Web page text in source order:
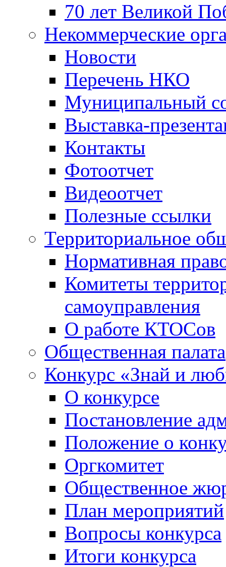
70 лет Великой
Некоммерческие
Новости
Перечень НКО
Муниципальный
Выставка-
Контакты
Фотоотчет
Видеоотчет
Полезные ссылки
Территориальное
Нормативная
Комитеты
самоуправления
О работе КТОСов
Общественная палата
Конкурс «Знай и
О конкурсе
Постановление
Положение о
Оргкомитет
Общественное
План мероприятий
Вопросы конкурса
Итоги конкурса